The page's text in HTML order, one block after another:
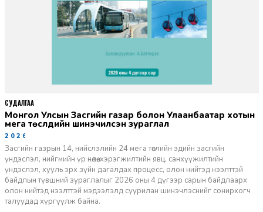
Монгол Улсын Засгийн газар болон Улаанбаатар хотын
мега төслүүдийн шинэчилсэн зураглал
2026-06-29
Засгийн газрын 14, нийслэлийн 24 мега төслийн эдийн засгийн
үндэслэл, нийгмийн үр нөлөө, хэрэгжилтийн явц, санхүүжилтийн
үндэслэл, хууль эрх зүйн дагалдах процесс, олон нийтэд нээлттэй
байдлын түвшний зураглалыг 2026 оны 4 дүгээр сарын байдлаарх
олон нийтэд нээлттэй мэдээлэлд суурилан шинэчлэснийг сонирхогч
талуудад хүргүүлж байна.
СУДАЛГАА